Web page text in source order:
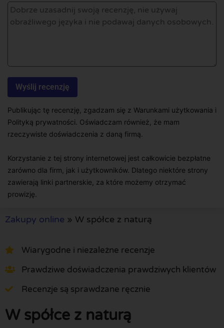
Publikując tę recenzję, zgadzam się z Warunkami użytkowania i
Polityką prywatności. Oświadczam również, że mam
rzeczywiste doświadczenia z daną firmą.
Korzystanie z tej strony internetowej jest całkowicie bezpłatne
zarówno dla firm, jak i użytkowników. Dlatego niektóre strony
zawierają linki partnerskie, za które możemy otrzymać
prowizję.
Zakupy online » W spółce z naturą
Wiarygodne i niezależne recenzje
Prawdziwe doświadczenia prawdziwych klientów
Recenzje są sprawdzane ręcznie
W spółce z naturą